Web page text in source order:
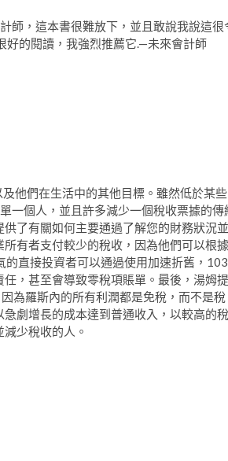
師，這本書很難放下，並且敢說我說這很
好的閱讀，我強烈推薦它.—未來會計師
他們在生活中的其他目標。雖然低於某些
一個人，並且許多減少一個稅收票據的傳
了有關如何主要通過了解您的財務狀況並
有者支付較少的稅收，因為他們可以根據
直接投資者可以通過使用加速折舊，
，甚至會導致零稅項賬單。最後，湯姆提
為羅斯內的所有利潤都是免稅，而不是稅
劇增長的成本達到普通收入，以較高的稅
少稅收的人。